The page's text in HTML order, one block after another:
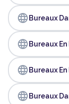
language Bureaux
language Bureaux
language Bureaux
language Bureaux